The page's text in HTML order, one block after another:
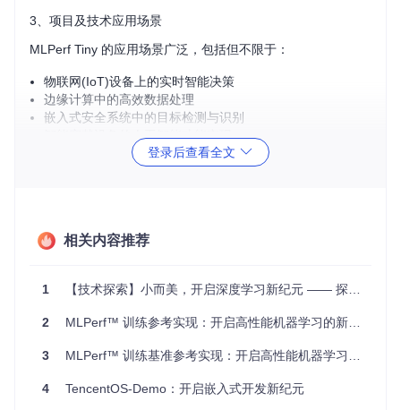
3、项目及技术应用场景
MLPerf Tiny 的应用场景广泛，包括但不限于：
物联网(IoT)设备上的实时智能决策
边缘计算中的高效数据处理
嵌入式安全系统中的目标检测与识别
智能穿戴设备的人工智能功能实现
低功耗设备的语音和图像识别
灵活性：支持使用TFLM或自定义软件栈，适应不同硬件环
社区驱动：开放源代码，并设有交流平台，鼓励开发者参与
和结果公布时间，请关注项目仓库。学术研究中若引用MLPerf
登录后查看全文
相关内容推荐
1 【技术探索】小而美，开启深度学习新纪元 —— 探秘 tiny-cuda-nn
2 MLPerf™ 训练参考实现：开启高性能机器学习的新纪元
3 MLPerf™ 训练基准参考实现：开启高性能机器学习的新纪元
4 TencentOS-Demo：开启嵌入式开发新纪元